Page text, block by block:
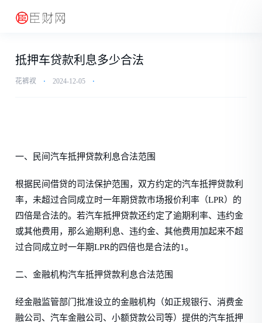
抵押车贷款利息多少合法
花裤衩 ⋅ 2024-12-05 ⋅
一、民间汽车抵押贷款利息合法范围
根据民间借贷的司法保护范围，双方约定的汽车抵押贷款利
率，未超过合同成立时一年期贷款市场报价利率（LPR）的
四倍是合法的。若汽车抵押贷款还约定了逾期利率、违约金
或其他费用，那么逾期利息、违约金、其他费用加起来不超
过合同成立时一年期LPR的四倍也是合法的1。
二、金融机构汽车抵押贷款利息合法范围
经金融监管部门批准设立的金融机构（如正规银行、消费金
融公司、汽车金融公司、小额贷款公司等）提供的汽车抵押